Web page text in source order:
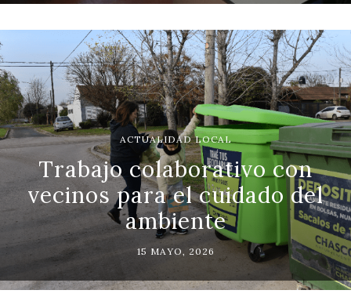
ACTUALIDAD LOCAL
Trabajo colaborativo con
vecinos para el cuidado del
ambiente
15 MAYO, 2026